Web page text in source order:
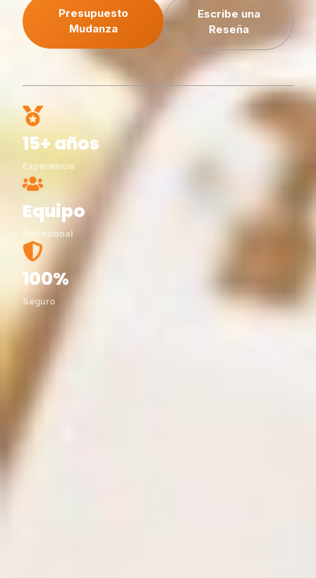
Presupuesto
Mudanza
Escribe una
Reseña
15+ años
Experiencia
Equipo
Profesional
100%
Seguro